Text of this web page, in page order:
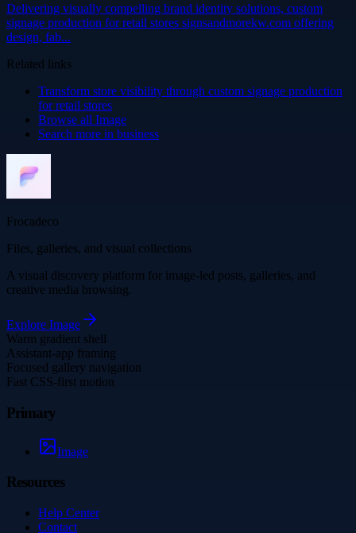
Delivering visually compelling brand identity solutions, custom
signage production for retail stores signsandmorekw.com offering
design, fab...
Related links
Transform store visibility through custom signage production
for retail stores
Browse all Image
Search more in business
Frocadeco
Files, galleries, and visual collections
A visual discovery platform for image-led posts, galleries, and
creative media browsing.
Explore Image
Warm gradient shell
Assistant-app framing
Focused gallery navigation
Fast CSS-first motion
Primary
Image
Resources
Help Center
Contact